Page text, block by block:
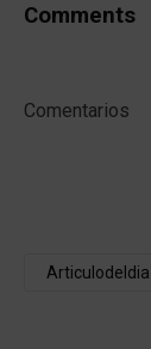
Comments
Comentarios
Articulodeldia